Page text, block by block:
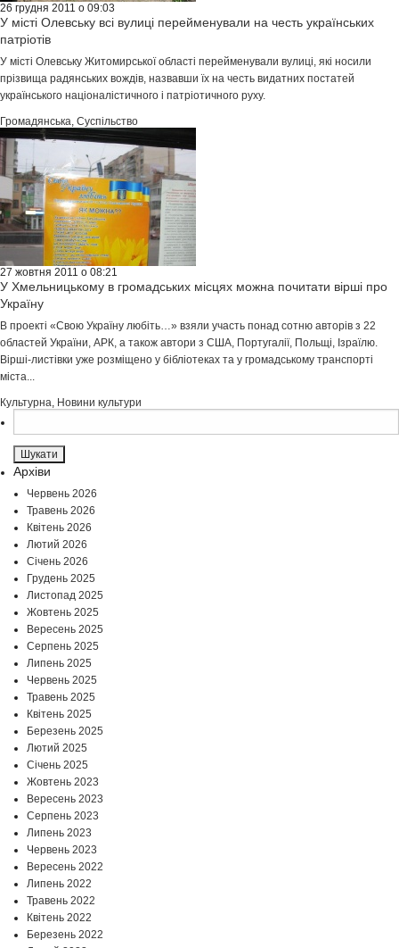
26 грудня 2011 о 09:03
У місті Олевську всі вулиці перейменували на честь українських
патріотів
У місті Олевську Житомирської області перейменували вулиці, які носили
прізвища радянських вождів, назвавши їх на честь видатних постатей
українського націоналістичного і патріотичного руху.
Громадянська, Суспільство
27 жовтня 2011 о 08:21
У Хмельницькому в громадських місцях можна почитати вірші про
Україну
В проекті «Свою Україну любіть…» взяли участь понад сотню авторів з 22
областей України, АРК, а також автори з США, Португалії, Польщі, Ізраїлю.
Вірші-листівки уже розміщено у бібліотеках та у громадському транспорті
міста...
Культурна, Новини культури
Архіви
Червень 2026
Травень 2026
Квітень 2026
Лютий 2026
Січень 2026
Грудень 2025
Листопад 2025
Жовтень 2025
Вересень 2025
Серпень 2025
Липень 2025
Червень 2025
Травень 2025
Квітень 2025
Березень 2025
Лютий 2025
Січень 2025
Жовтень 2023
Вересень 2023
Серпень 2023
Липень 2023
Червень 2023
Вересень 2022
Липень 2022
Травень 2022
Квітень 2022
Березень 2022